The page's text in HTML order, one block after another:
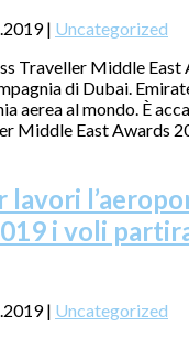
| Uncategorized
Traveller Middle East
di Dubai.
aerea al mondo. È
Middle East Awards
lavori
i voli
| Uncategorized